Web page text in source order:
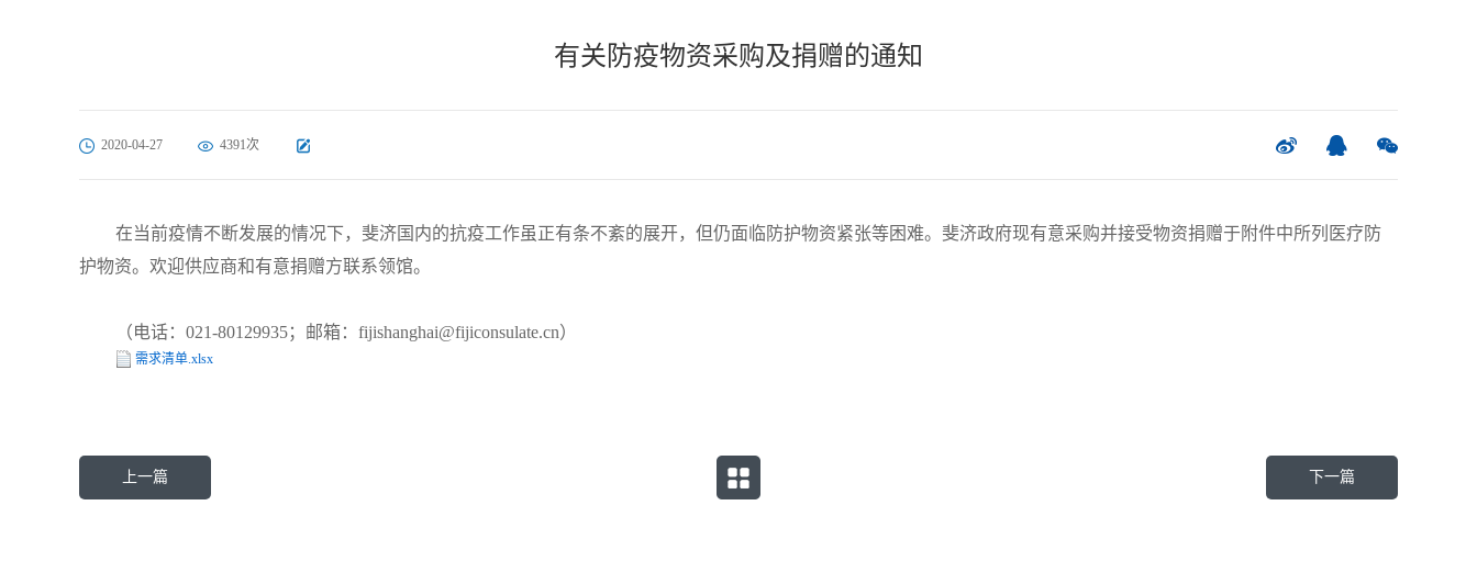
有关防疫物资采购及捐赠的通知
2020-04-27 4391次
在当前疫情不断发展的情况下，斐济国内的抗疫工作虽正有条不紊的展开，但仍面临防护物资紧张等困难。斐济政府现有意采购并接受物资捐赠于附件中所列医疗防
护物资。欢迎供应商和有意捐赠方联系领馆。
（电话：021-80129935；邮箱：fijishanghai@fijiconsulate.cn）
需求清单.xlsx
上一篇 下一篇